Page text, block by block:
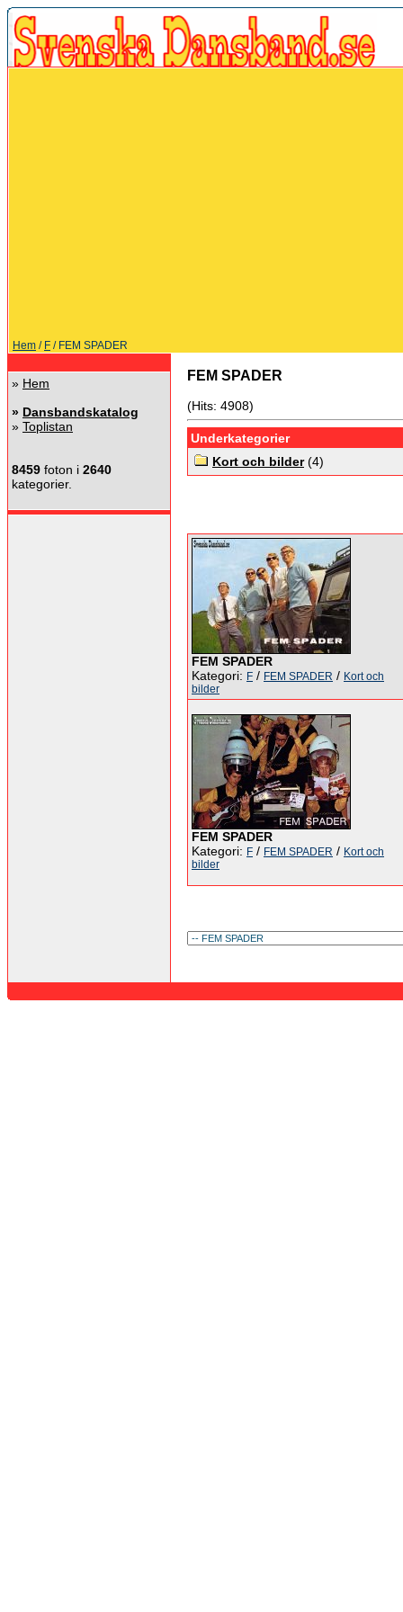
Hem / F / FEM SPADER
» Hem
» Dansbandskatalog
» Toplistan
8459 foton i 2640
kategorier.
FEM SPADER
(Hits: 4908)
Underkategorier
Kort och bilder(4)
FEM SPADER
Kategori: F / FEM SPADER / Kort och
bilder
FEM SPADER
Kategori: F / FEM SPADER / Kort och
bilder